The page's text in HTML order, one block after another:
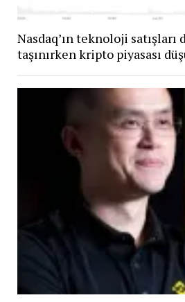
Nasdaq’ın teknoloji
taşınırken kripto piyasası